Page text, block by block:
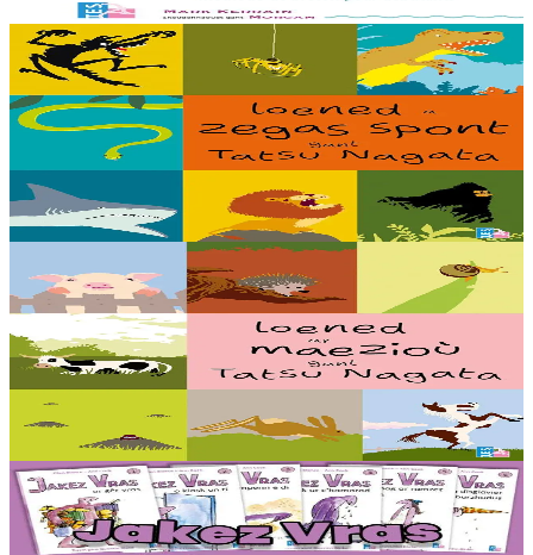
23,00 €
5 ans et plus
TES
Les Bêtes qui font peur
Elles sont carnivores, elles creusent des pièges, elles rugissent ou
elles voient dans la nuit… Elles font toutes trembler petits et grands :
voici les bêtes...
En stock16,00 €
TES
Les Bêtes de la campagne
Elles glapissent, elles mangent de l’herbe, elles hibernent, elles
vivent sous la terre ou elles pondent des œufs : voici les bêtes de la
campagne présentées...
16,00 €
6 ans et plus
TES
Monster - Collection complète (12 livres)